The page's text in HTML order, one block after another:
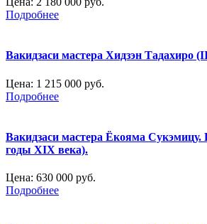
Подробнее
Вакидзаси мастера Хидзэн Тадахиро
Цена: 1 215 000 руб.
Подробнее
Вакидзаси мастера Ёкояма Сукэмицу.
годы XIX века).
Цена: 630 000 руб.
Подробнее